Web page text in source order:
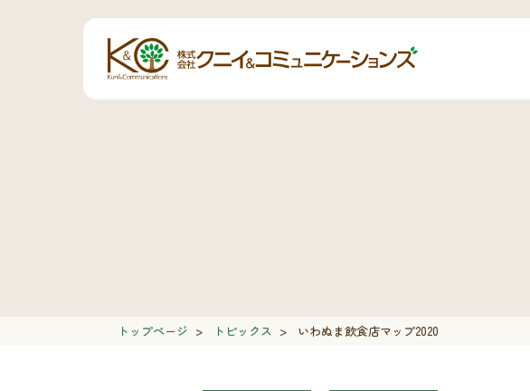
トップページ > トピックス > いわぬま飲食店マップ2020